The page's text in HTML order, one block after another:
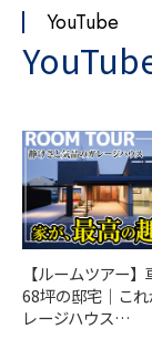
YouTube
【ルームツアー
68坪の邸宅｜こ
レージハウス…